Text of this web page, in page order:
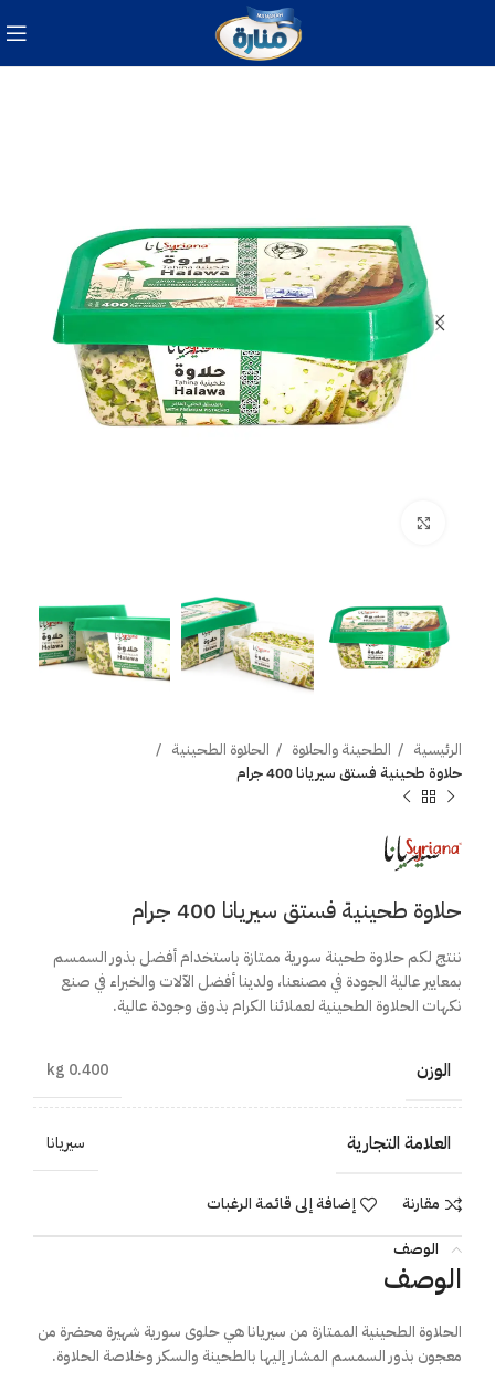
الرئيسية الطحينة والحلاوة
الحلاوة الطحينية
حلاوة طحينية فستق سيريانا 400 جرام
حلاوة طحينية فستق سيريانا 400 جرام
ننتج لكم حلاوة طحينة سورية ممتازة باستخدام أفضل بذور السمسم
بمعايير عالية الجودة في مصنعنا، ولدينا أفضل الآلات والخبراء في صنع
نكهات الحلاوة الطحينية لعملائنا الكرام بذوق وجودة عالية.
الوزن 0.400 kg
العلامة التجارية سيريانا
مقارنة
إضافة إلى قائمة الرغبات
الوصف
الوصف
الحلاوة الطحينية الممتازة من سيريانا هي حلوى سورية شهيرة محضرة من
معجون بذور السمسم المشار إليها بالطحينة والسكر وخلاصة الحلاوة.